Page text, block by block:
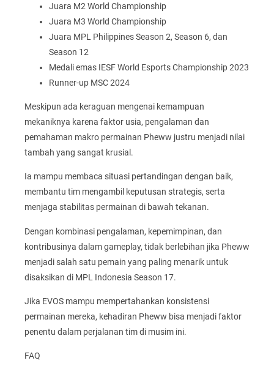
Juara M2 World Championship
Juara M3 World Championship
Juara MPL Philippines Season 2, Season 6, dan
Season 12
Medali emas IESF World Esports Championship 2023
Runner-up MSC 2024
Meskipun ada keraguan mengenai kemampuan
mekaniknya karena faktor usia, pengalaman dan
pemahaman makro permainan Pheww justru menjadi nilai
tambah yang sangat krusial.
Ia mampu membaca situasi pertandingan dengan baik,
membantu tim mengambil keputusan strategis, serta
menjaga stabilitas permainan di bawah tekanan.
Dengan kombinasi pengalaman, kepemimpinan, dan
kontribusinya dalam gameplay, tidak berlebihan jika Pheww
menjadi salah satu pemain yang paling menarik untuk
disaksikan di MPL Indonesia Season 17.
Jika EVOS mampu mempertahankan konsistensi
permainan mereka, kehadiran Pheww bisa menjadi faktor
penentu dalam perjalanan tim di musim ini.
FAQ